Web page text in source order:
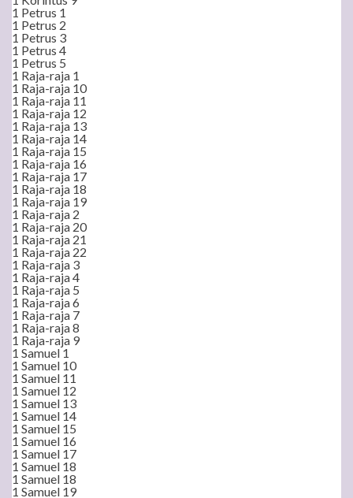
1 Petrus 1
1 Petrus 2
1 Petrus 3
1 Petrus 4
1 Petrus 5
1 Raja-raja 1
1 Raja-raja 10
1 Raja-raja 11
1 Raja-raja 12
1 Raja-raja 13
1 Raja-raja 14
1 Raja-raja 15
1 Raja-raja 16
1 Raja-raja 17
1 Raja-raja 18
1 Raja-raja 19
1 Raja-raja 2
1 Raja-raja 20
1 Raja-raja 21
1 Raja-raja 22
1 Raja-raja 3
1 Raja-raja 4
1 Raja-raja 5
1 Raja-raja 6
1 Raja-raja 7
1 Raja-raja 8
1 Raja-raja 9
1 Samuel 1
1 Samuel 10
1 Samuel 11
1 Samuel 12
1 Samuel 13
1 Samuel 14
1 Samuel 15
1 Samuel 16
1 Samuel 17
1 Samuel 18
1 Samuel 18
1 Samuel 19